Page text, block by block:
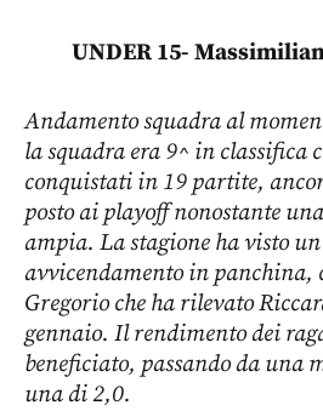
UNDER 15-
Andamento squadra al
la squadra era 9^ in classifica
conquistati in 19 partite,
posto ai playoff nonostante
ampia. La stagione ha visto
avvicendamento in panchina,
Gregorio che ha rilevato
gennaio. Il rendimento dei
beneficiato, passando da una
una di 2,0.